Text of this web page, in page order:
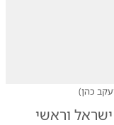
כהן)
וראשי